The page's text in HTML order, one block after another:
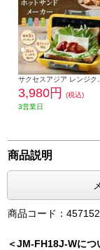
3,980円
(税込)
3営業日
商品説明
商品コード：
＜JM-FH18J-Wにつ